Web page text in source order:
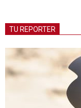
TU REPORTER